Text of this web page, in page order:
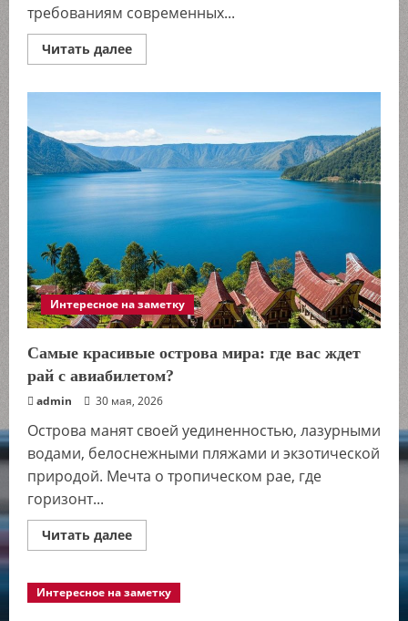
требованиям современных...
Читать далееПрочитать
больше
определяемые
хранилища
данных
(SDS):
будущее
хранения
для
гибкого
бизнеса
Интересное на заметку
Самые красивые острова мира: где вас ждет
рай с авиабилетом?
admin 30 мая, 2026
Острова манят своей уединенностью, лазурными
водами, белоснежными пляжами и экзотической
природой. Мечта о тропическом рае, где
горизонт...
Читать далееПрочитать
больше
красивые
острова
Интересное на заметку